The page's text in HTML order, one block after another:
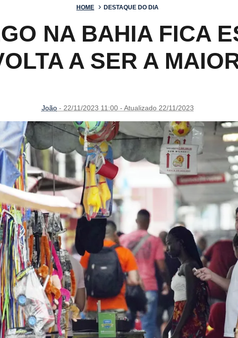
HOME DESTAQUE DO DIA
NA BAHIA FICA
A SER A
João- 22/11/2023 11:00 - Atualizado 22/11/2023